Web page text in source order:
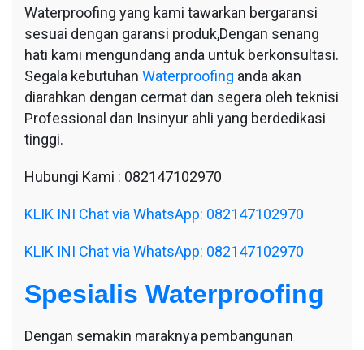
Waterproofing yang kami tawarkan bergaransi
sesuai dengan garansi produk,Dengan senang
hati kami mengundang anda untuk berkonsultasi.
Segala kebutuhan Waterproofing anda akan
diarahkan dengan cermat dan segera oleh teknisi
Professional dan Insinyur ahli yang berdedikasi
tinggi.
Hubungi Kami : 082147102970
KLIK INI Chat via WhatsApp: 082147102970
KLIK INI Chat via WhatsApp: 082147102970
Spesialis Waterproofing
Dengan semakin maraknya pembangunan